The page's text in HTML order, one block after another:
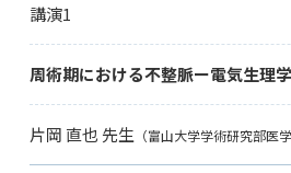
講演1
周術期における不整脈ー電気生理
片岡 直也 先生 （富山大学学術研究部医